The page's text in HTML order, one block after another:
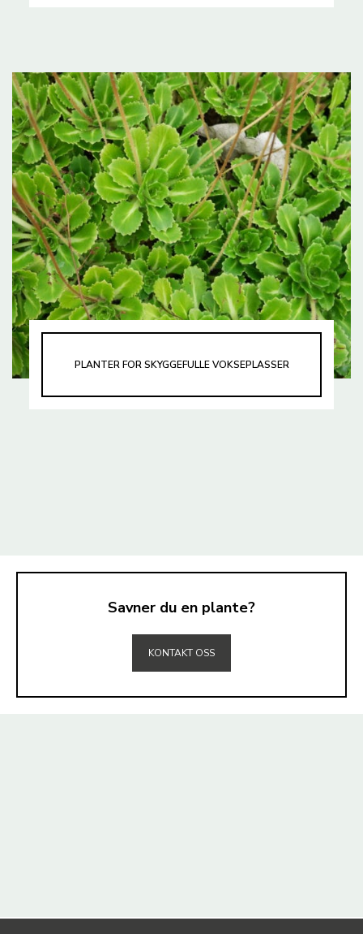
PLANTER FOR SKYGGEFULLE VOKSEPLASSER
Savner du en plante?
KONTAKT OSS